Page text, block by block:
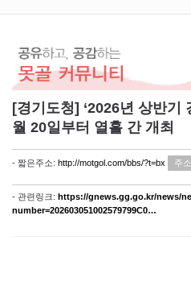
[경기도청] ‘2026년 상반기
월 20일부터 열흘 간 개최
- 짧은주소: http://motgol.com/bbs/?t=bx 주
- 관련링크: https://gnews.gg.go.kr/news/
number=202603051002579799C0…